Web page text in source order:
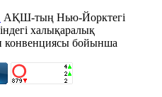
АҚШ-тың Нью-Йорктегі
халықаралық
конвенциясы бойынша